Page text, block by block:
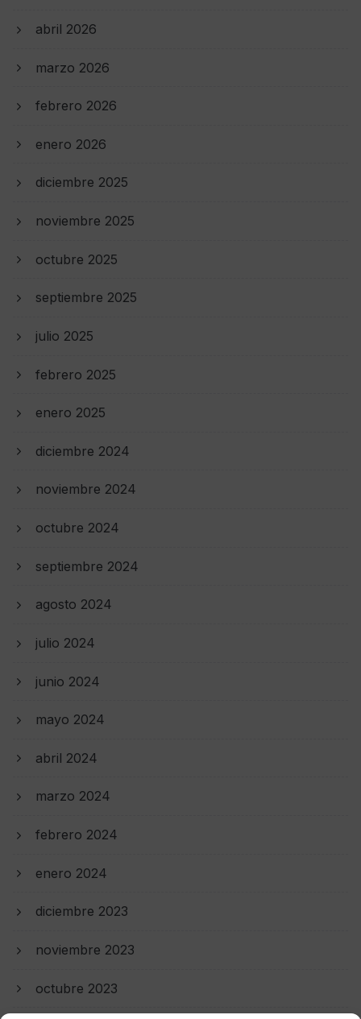
abril 2026
marzo 2026
febrero 2026
enero 2026
diciembre 2025
noviembre 2025
octubre 2025
septiembre 2025
julio 2025
febrero 2025
enero 2025
diciembre 2024
noviembre 2024
octubre 2024
septiembre 2024
agosto 2024
julio 2024
junio 2024
mayo 2024
abril 2024
marzo 2024
febrero 2024
enero 2024
diciembre 2023
noviembre 2023
octubre 2023